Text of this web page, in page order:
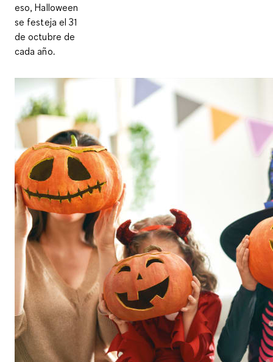
eso, Halloween
se festeja el 31
de octubre de
cada año.